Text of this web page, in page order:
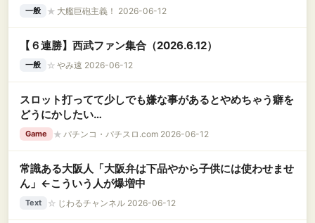
一般 ★ 大艦巨砲主義！ 2026-06-12
【６連勝】西武ファン集合（2026.6.12）
一般 ☆ やみ速 2026-06-12
スロット打ってて少しでも嫌な事があるとやめちゃう癖を
どうにかしたい…
Game ★ パチンコ・パチスロ.com 2026-06-12
常識ある大阪人「大阪弁は下品やから子供には使わせませ
ん」←こういう人が爆増中
Text ☆ じわるチャンネル 2026-06-12